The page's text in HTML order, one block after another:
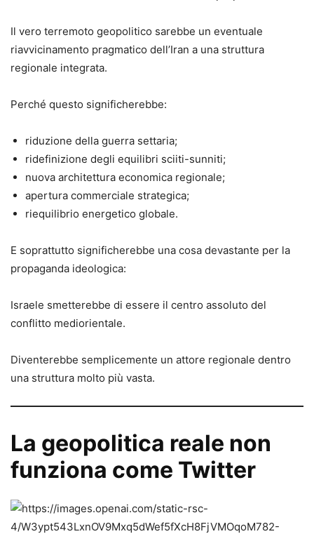
Il vero terremoto geopolitico sarebbe un eventuale
riavvicinamento pragmatico dell’Iran a una struttura
regionale integrata.
Perché questo significherebbe:
riduzione della guerra settaria;
ridefinizione degli equilibri sciiti-sunniti;
nuova architettura economica regionale;
apertura commerciale strategica;
riequilibrio energetico globale.
E soprattutto significherebbe una cosa devastante per la
propaganda ideologica:
Israele smetterebbe di essere il centro assoluto del
conflitto mediorientale.
Diventerebbe semplicemente un attore regionale dentro
una struttura molto più vasta.
La geopolitica reale non
funziona come Twitter